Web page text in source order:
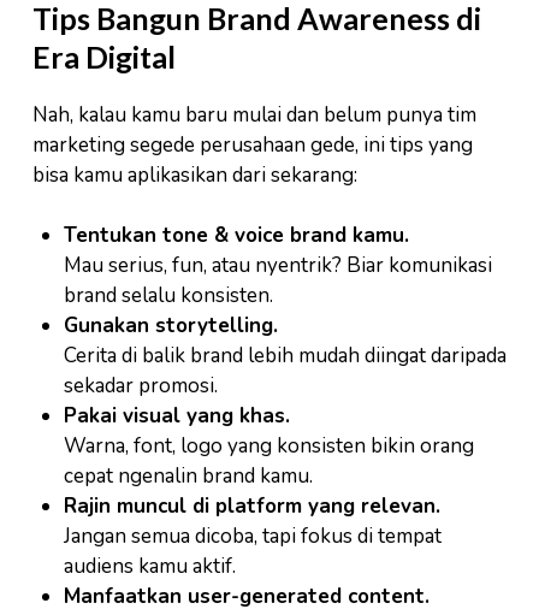
Tips Bangun Brand Awareness di
Era Digital
Nah, kalau kamu baru mulai dan belum punya tim
marketing segede perusahaan gede, ini tips yang
bisa kamu aplikasikan dari sekarang:
Tentukan tone & voice brand kamu.
Mau serius, fun, atau nyentrik? Biar komunikasi
brand selalu konsisten.
Gunakan storytelling.
Cerita di balik brand lebih mudah diingat daripada
sekadar promosi.
Pakai visual yang khas.
Warna, font, logo yang konsisten bikin orang
cepat ngenalin brand kamu.
Rajin muncul di platform yang relevan.
Jangan semua dicoba, tapi fokus di tempat
audiens kamu aktif.
Manfaatkan user-generated content.